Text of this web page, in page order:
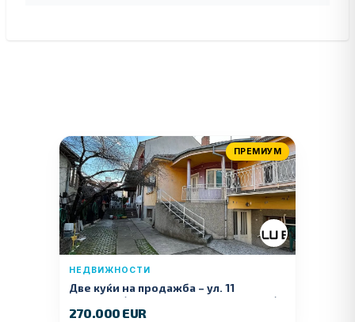
ПРЕМИУМ
НЕДВИЖНОСТИ
Две куќи на продажба – ул. 11
Ноември (Наспроти Селман Туризам)
270.000 EUR